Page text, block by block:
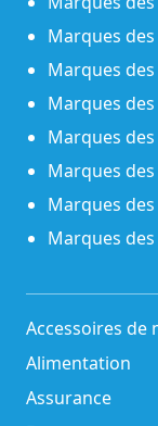
Marques
Marques
Marques
Marques
Marques
Marques
Marques
Accessoires de
Alimentation
Assurance